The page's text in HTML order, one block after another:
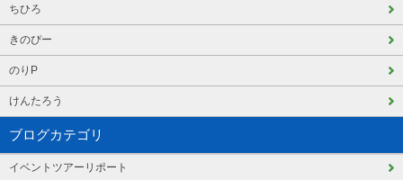
ちひろ
きのぴー
のりP
けんたろう
ブログカテゴリ
イベントツアーリポート